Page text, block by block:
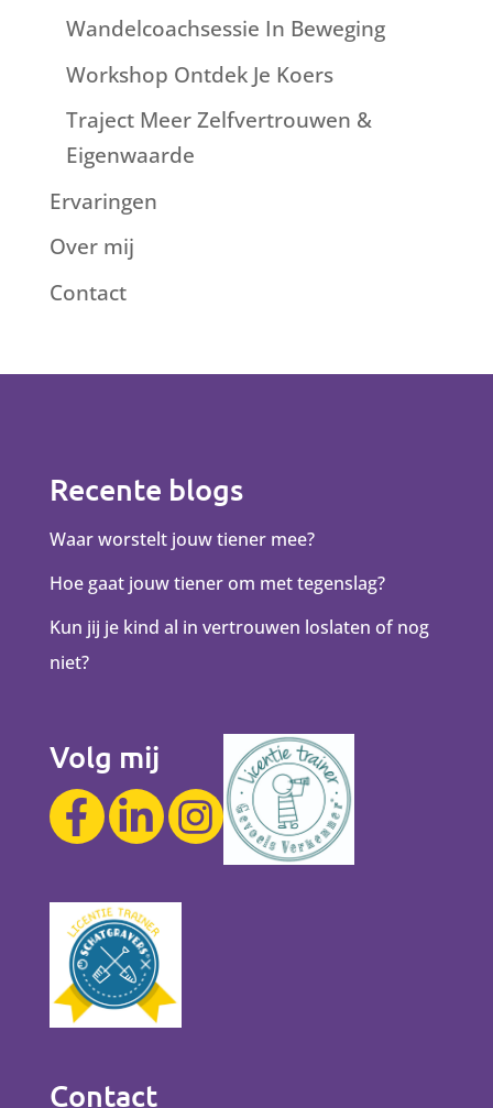
Wandelcoachsessie In Beweging
Workshop Ontdek Je Koers
Traject Meer Zelfvertrouwen &
Eigenwaarde
Ervaringen
Over mij
Contact
Recente blogs
Waar worstelt jouw tiener mee?
Hoe gaat jouw tiener om met tegenslag?
Kun jij je kind al in vertrouwen loslaten of nog
niet?
Volg mij
Contact